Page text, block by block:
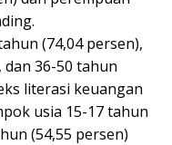
(74,04 persen),
dan 36-50 tahun
literasi keuangan
usia 15-17 tahun
(54,55 persen)